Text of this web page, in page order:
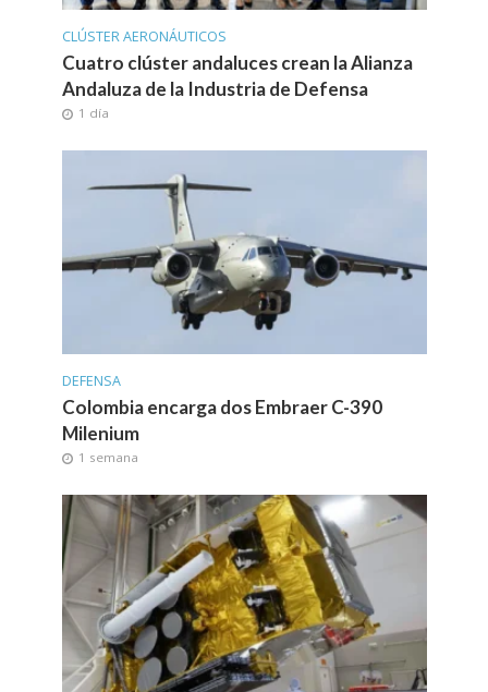
CLÚSTER AERONÁUTICOS
Cuatro clúster andaluces crean la Alianza
Andaluza de la Industria de Defensa
1 día
DEFENSA
Colombia encarga dos Embraer C-390
Milenium
1 semana